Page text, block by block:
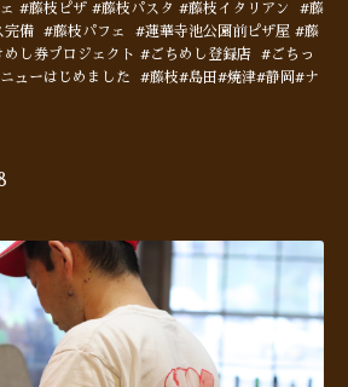
#藤枝ピザ #藤枝パスタ #藤枝イタリアン #藤
完備 #藤枝パフェ #蓮華寺池公園前ピザ屋 #藤
し券プロジェクト #ごちめし登録店 #ごちっ
ューはじめました #藤枝#島田#焼津#静岡#ナ